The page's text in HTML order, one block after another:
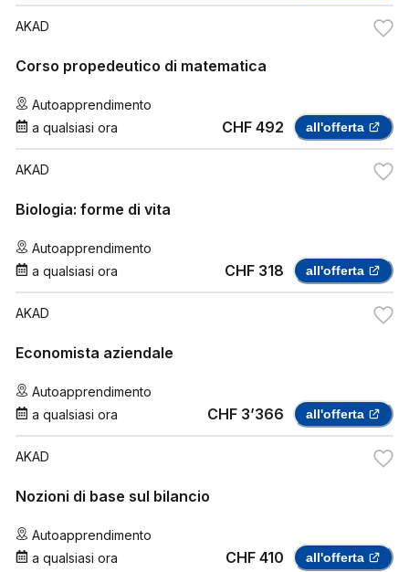
AKAD
Corso propedeutico di matematica
Autoapprendimento
a qualsiasi ora
CHF 492 all'offerta
AKAD
Biologia: forme di vita
Autoapprendimento
a qualsiasi ora
CHF 318 all'offerta
AKAD
Economista aziendale
Autoapprendimento
a qualsiasi ora
CHF 3’366 all'offerta
AKAD
Nozioni di base sul bilancio
Autoapprendimento
a qualsiasi ora
CHF 410 all'offerta